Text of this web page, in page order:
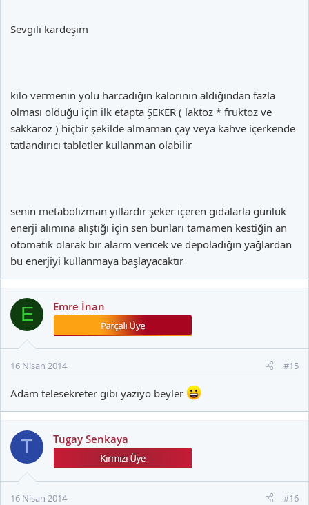
Sevgili kardeşim
kilo vermenin yolu harcadığın kalorinin aldığından fazla
olması olduğu için ilk etapta ŞEKER ( laktoz * fruktoz ve
sakkaroz ) hiçbir şekilde almaman çay veya kahve içerkende
tatlandırıcı tabletler kullanman olabilir
senin metabolizman yıllardır şeker içeren gıdalarla günlük
enerji alımına alıştığı için sen bunları tamamen kestiğin an
otomatik olarak bir alarm vericek ve depoladığın yağlardan
bu enerjiyi kullanmaya başlayacaktır
E Emre İnan
16 Nisan 2014 #15
Adam telesekreter gibi yaziyo beyler
T Tugay Senkaya
16 Nisan 2014 #16